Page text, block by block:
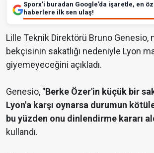
Sporx’i buradan Google’da işaretle, en
haberlere ilk sen ulaş!
Lille Teknik Direktörü Bruno Genesio,
bekçisinin sakatlığı nedeniyle Lyon
giyemeyeceğini açıkladı.
Genesio, "Berke Özer'in küçük bir
Lyon'a karşı oynarsa durumun
bu yüzden onu dinlendirme kararı
kullandı.